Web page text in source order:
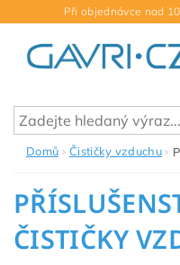
Při objednávce nad
Domů Čističky vzduchu
ČISTIČKY